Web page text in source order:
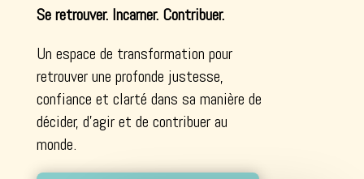
Se retrouver. Incarner. Contribuer.
Un espace de transformation pour
retrouver une profonde justesse,
confiance et clarté dans sa manière de
décider, d’agir et de contribuer au
monde.